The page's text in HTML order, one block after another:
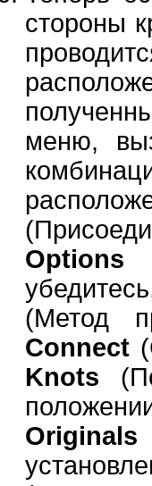
стороны
меню,
Options
(Метод
Connect
Knots
Originals